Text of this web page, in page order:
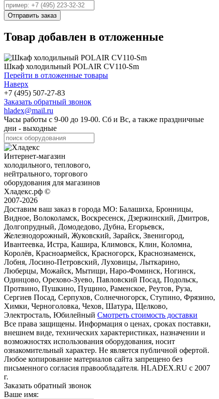
Товар добавлен в отложенные
Шкаф холодильный POLAIR CV110-Sm
Перейти в отложенные товары
Наверх
+7 (495) 507-27-83
Заказать обратный звонок
hladex@mail.ru
Часы работы с 9-00 до 19-00. Сб и Вс, а также праздничные
дни - выходные
Интернет-магазин
холодильного, теплового,
нейтрального, торгового
оборудования для магазинов
Хладекс.рф ©
2007-2026
Доставим ваш заказ в города МО: Балашиха, Бронницы,
Видное, Волоколамск, Воскресенск, Дзержинский, Дмитров,
Долгопрудный, Домодедово, Дубна, Егорьевск,
Железнодорожный, Жуковский, Зарайск, Звенигород,
Ивантеевка, Истра, Кашира, Климовск, Клин, Коломна,
Королёв, Красноармейск, Красногорск, Краснознаменск,
Лобня, Лосино-Петровский, Луховицы, Лыткарино,
Люберцы, Можайск, Мытищи, Наро-Фоминск, Ногинск,
Одинцово, Орехово-Зуево, Павловский Посад, Подольск,
Протвино, Пушкино, Пущино, Раменское, Реутов, Руза,
Сергиев Посад, Серпухов, Солнечногорск, Ступино, Фрязино,
Химки, Черноголовка, Чехов, Шатура, Щелково,
Электросталь, Юбилейный Смотреть стоимость доставки
Все права защищены. Информация о ценах, сроках поставки,
внешнем виде, технических характеристиках, назначении и
возможностях использования оборудования, носит
ознакомительный характер. Не является публичной офертой.
Любое копирование материалов сайта запрещено без
письменного согласия правообладателя. HLADEX.RU c 2007
г.
Заказать обратный звонок
Ваше имя: